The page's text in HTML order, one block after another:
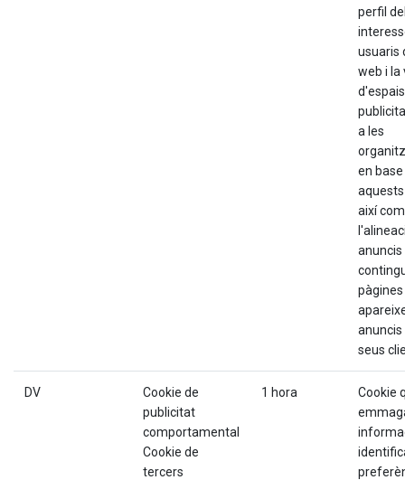
perfil
usuaris
web i la
d'espais
a les
en base
així com
anuncis
anuncis
seus
DV
Cookie de
publicitat
comportamental
Cookie de
tercers
1 hora
Cookie